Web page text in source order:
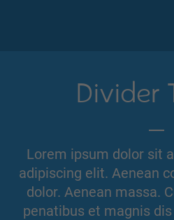
Divider
Lorem ipsum dolor sit
adipiscing elit. Aenean
dolor. Aenean massa.
penatibus et magnis